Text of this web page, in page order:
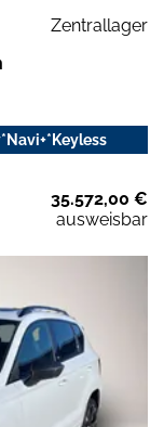
Zentrallager
35.572,00 €
ausweisbar